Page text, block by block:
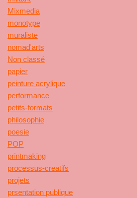
Mixmedia
monotype
muraliste
nomad'arts
Non classé
papier
peinture acrylique
performance
petits-formats
philosophie
poesie
POP
printmaking
processus-creatifs
projets
prsentation publique